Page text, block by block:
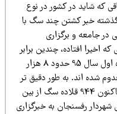
در کشور در نوع
خبر کشتن چند سگ با
و برگزاری
افتاده، چندین برابر
وحشتناک تر است. طی سال 94 و سه ماه اول سال 95 حدود 8 هزار
اند. به طور دقیق تر
سال گذشته 7 هزار و سی و در سال 95 تاکنون 944 قلاده سگ از بین
رفسنجان به خبرگزاری